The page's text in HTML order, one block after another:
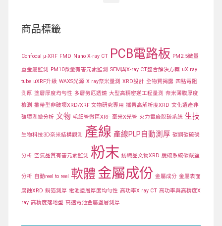
商品標籤
Confocal μ-XRF FMD Nano X-ray CT PCB電路板 PM2.5微量
重金屬監測 PM10微量有害元素監測 SEM與X-ray CT整合解決方案 uX ray
tube uXRF升級 WAXS光源 X ray奈米量測 XRD設計 全物質揭露 四點電阻
測厚 塗層厚度均勻性 多層勞厄透鏡 大型高精密逆工程量測 奈米薄膜厚度
檢測 攜帶型非破壞XRD/XRF 文物研究專用 攜帶高解析度XRD 文化遺產非
破壞測繪分析 文物 毛細管微區XRF 毫米X光管 火力電廠脫硫系統 生技
生物科技3D奈米結構觀測 產線 產線PLP自動測厚 碳鋼碳硫磷
分析 空氣品質有害元素監測 粉末 紡織品文物XRD 脫硫系統碳酸鹽
分析 自動reel to reel 軟體 金屬成份 金屬成分 金屬表面
腐蝕XRD 銅箔測厚 電池塗層厚度均勻性 高功率X ray CT 高功率與高精度X
ray 高精度落地型 高速電池金屬塗層測厚